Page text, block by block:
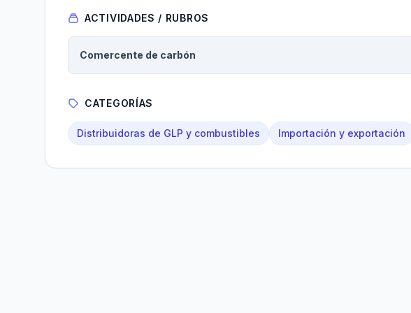
ACTIVIDADES / RUBROS
Comercente de carbón
CATEGORÍAS
Distribuidoras de GLP y combustibles Importación y exportación